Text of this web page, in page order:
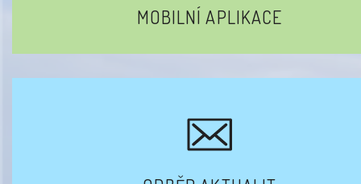
MOBILNÍ APLIKACE